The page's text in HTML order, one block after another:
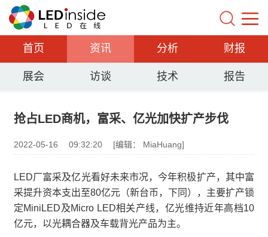
首页 资讯 分析 财报
展会 访谈 技术 报告
抢占LED商机，富采、亿光加快扩产步伐
2022-05-16 09:32:20 [编辑： MiaHuang]
LED厂富采及亿光看好未来市况，今年积极扩产，其中富
采提升资本支出至80亿元（新台币，下同），主要扩产锁
定MiniLED及Micro LED相关产线，亿光维持近年高档10
亿元，以光耦合器及车载背光产品为主。